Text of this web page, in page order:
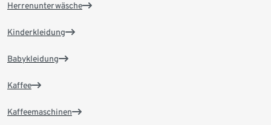
Herrenunterwäsche
Kinderkleidung
Babykleidung
Kaffee
Kaffeemaschinen